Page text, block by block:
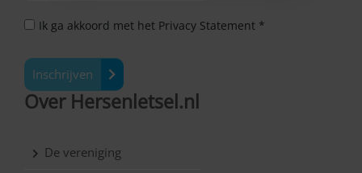
Ik ga akkoord met het Privacy Statement *
Inschrijven
Over Hersenletsel.nl
De vereniging